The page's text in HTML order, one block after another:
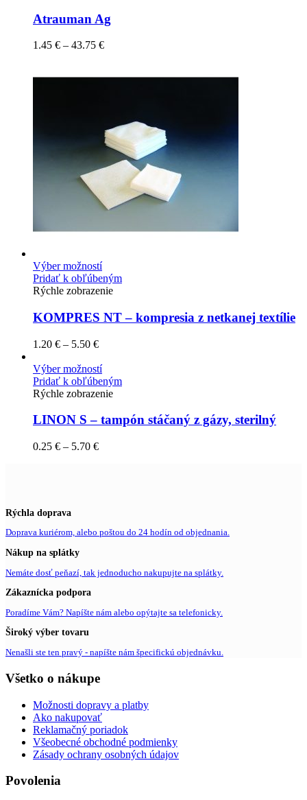
Atrauman Ag
1.45 € – 43.75 €
Výber možností
Pridať k obľúbeným
Rýchle zobrazenie
KOMPRES NT – kompresia z netkanej textílie
1.20 € – 5.50 €
Výber možností
Pridať k obľúbeným
Rýchle zobrazenie
LINON S – tampón stáčaný z gázy, sterilný
0.25 € – 5.70 €
Rýchla doprava
Doprava kuriérom, alebo poštou do 24 hodín od objednania.
Nákup na splátky
Nemáte dosť peňazí, tak jednoducho nakupujte na splátky.
Zákaznícka podpora
Poradíme Vám? Napíšte nám alebo opýtajte sa telefonicky.
Široký výber tovaru
Nenašli ste ten pravý - napíšte nám špecifickú objednávku.
Všetko o nákupe
Možnosti dopravy a platby
Ako nakupovať
Reklamačný poriadok
Všeobecné obchodné podmienky
Zásady ochrany osobných údajov
Povolenia